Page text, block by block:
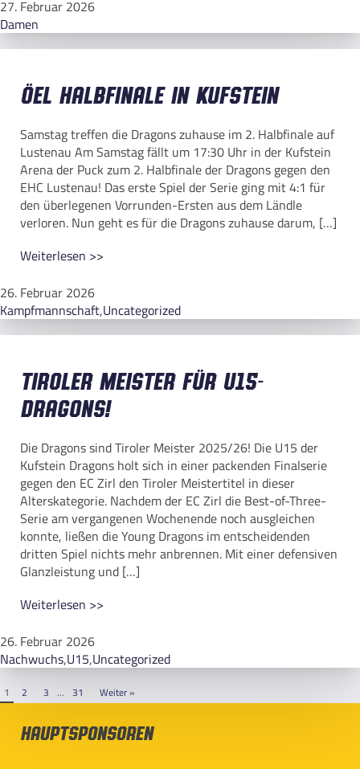
27. Februar 2026
Damen
ÖEL Halbfinale in Kufstein
Samstag treffen die Dragons zuhause im 2. Halbfinale auf
Lustenau Am Samstag fällt um 17:30 Uhr in der Kufstein
Arena der Puck zum 2. Halbfinale der Dragons gegen den
EHC Lustenau! Das erste Spiel der Serie ging mit 4:1 für
den überlegenen Vorrunden-Ersten aus dem Ländle
verloren. Nun geht es für die Dragons zuhause darum, […]
Weiterlesen >>
26. Februar 2026
Kampfmannschaft,Uncategorized
Tiroler Meister für U15-
Dragons!
Die Dragons sind Tiroler Meister 2025/26! Die U15 der
Kufstein Dragons holt sich in einer packenden Finalserie
gegen den EC Zirl den Tiroler Meistertitel in dieser
Alterskategorie. Nachdem der EC Zirl die Best-of-Three-
Serie am vergangenen Wochenende noch ausgleichen
konnte, ließen die Young Dragons im entscheidenden
dritten Spiel nichts mehr anbrennen. Mit einer defensiven
Glanzleistung und […]
Weiterlesen >>
26. Februar 2026
Nachwuchs,U15,Uncategorized
1 2 3 … 31 Weiter »
Hauptsponsoren